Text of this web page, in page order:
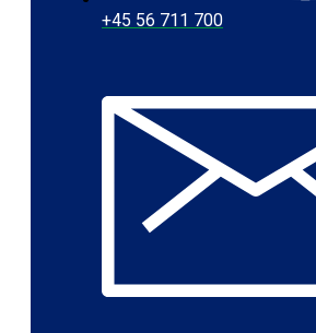
+45 56 711 700